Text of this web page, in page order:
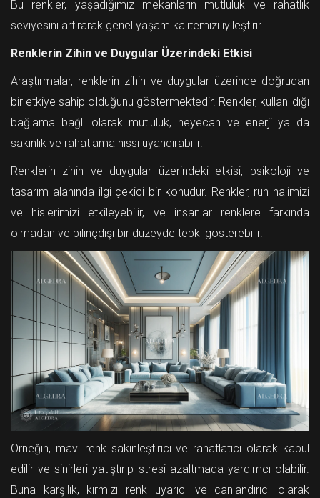
Bu renkler, yaşadığımız mekanların mutluluk ve rahatlık
seviyesini artırarak genel yaşam kalitemizi iyileştirir.
Renklerin Zihin ve Duygular Üzerindeki Etkisi
Araştırmalar, renklerin zihin ve duygular üzerinde doğrudan
bir etkiye sahip olduğunu göstermektedir. Renkler, kullanıldığı
bağlama bağlı olarak mutluluk, heyecan ve enerji ya da
sakinlik ve rahatlama hissi uyandırabilir.
Renklerin zihin ve duygular üzerindeki etkisi, psikoloji ve
tasarım alanında ilgi çekici bir konudur. Renkler, ruh halimizi
ve hislerimizi etkileyebilir, ve insanlar renklere farkında
olmadan ve bilinçdışı bir düzeyde tepki gösterebilir.
Örneğin, mavi renk sakinleştirici ve rahatlatıcı olarak kabul
edilir ve sinirleri yatıştırıp stresi azaltmada yardımcı olabilir.
Buna karşılık, kırmızı renk uyarıcı ve canlandırıcı olarak